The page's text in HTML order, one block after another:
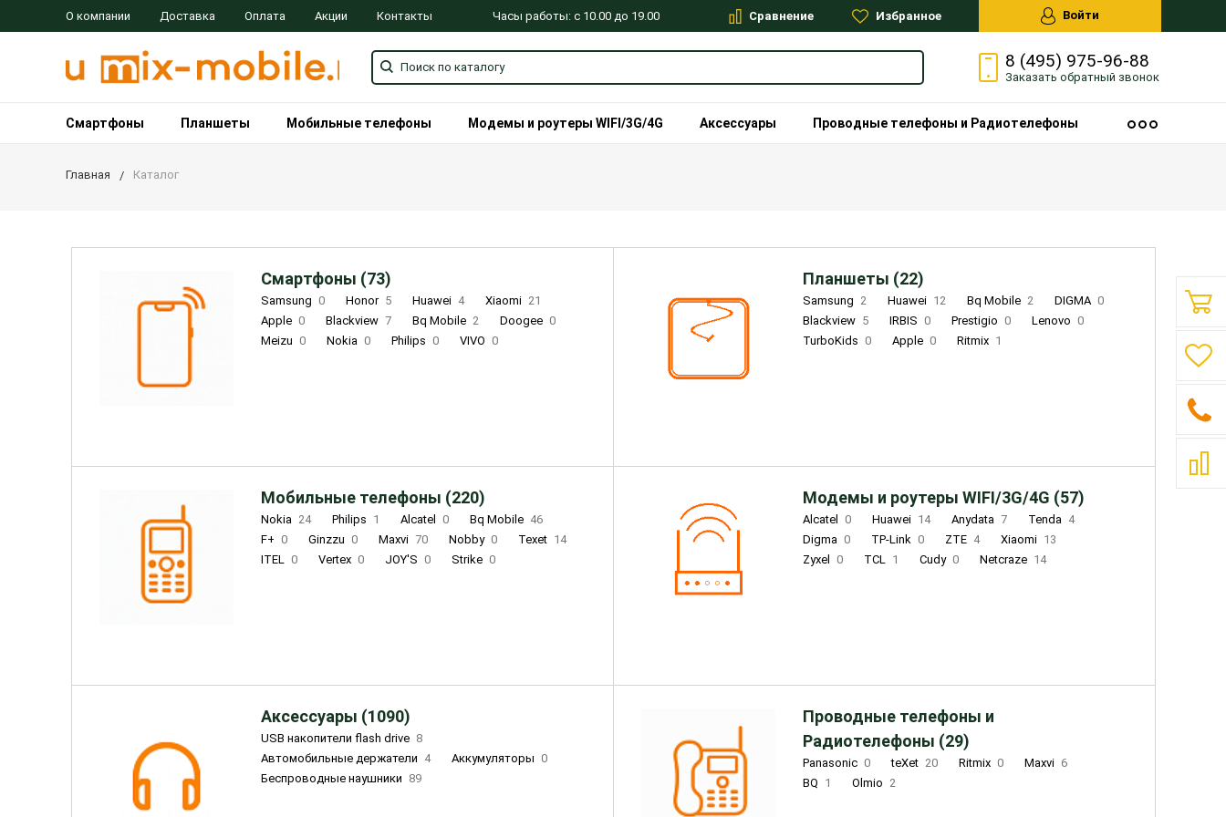
О компании Доставка Оплата Акции Контакты Часы работы: с 10.00 до 19.00 Сравнение Избранное Войти
8 (495) 975-96-88
Заказать обратный звонок
Смартфоны Планшеты Мобильные телефоны Модемы и роутеры WIFI/3G/4G Аксессуары Проводные телефоны и Радиотелефоны
Главная Каталог
Смартфоны (73)
Samsung 0 Honor 5 Huawei 4 Xiaomi 21
Apple 0 Blackview 7 Bq Mobile 2 Doogee 0
Meizu 0 Nokia 0 Philips 0 VIVO 0
Планшеты (22)
Samsung 2 Huawei 12 Bq Mobile 2 DIGMA 0
Blackview 5 IRBIS 0 Prestigio 0 Lenovo 0
TurboKids 0 Apple 0 Ritmix 1
Мобильные телефоны (220)
Nokia 24 Philips 1 Alcatel 0 Bq Mobile 46
F+ 0 Ginzzu 0 Maxvi 70 Nobby 0 Texet 14
ITEL 0 Vertex 0 JOY'S 0 Strike 0
Модемы и роутеры WIFI/3G/4G (57)
Alcatel 0 Huawei 14 Anydata 7 Tenda 4
Digma 0 TP-Link 0 ZTE 4 Xiaomi 13
Zyxel
0 TCL 1 Cudy 0 Netcraze 14
Аксессуары (1090)
USB накопители flash drive 8
Автомобильные держатели 4 Аккумуляторы 0
Беспроводные наушники 89
Проводные телефоны и
Радиотелефоны (29)
Panasonic 0 teXet 20 Ritmix 0 Maxvi 6
BQ 1 Olmio 2